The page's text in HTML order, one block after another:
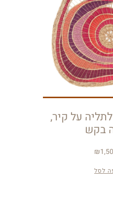
לתליה על קיר,
בקש
₪
לסל